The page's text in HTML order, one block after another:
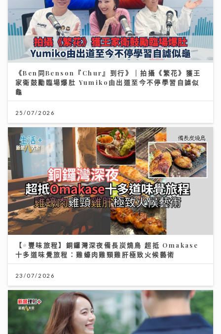
《Ben同Benson『Chur』到行》｜拍攝《繁花》獲王
家衛鼓勵臨場爆肚 Yumiko由出道至今不停學習自謔似
龜
25/07/2026
【#豐味旅程】銅鑼灣深夜備長炭燒鳥 超抵 Omakase
十多道味覺旅程：雞蠔肉雞頸雞肝極致火候藝術
23/07/2026